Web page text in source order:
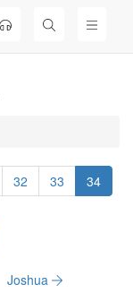
32 33 34
Joshua